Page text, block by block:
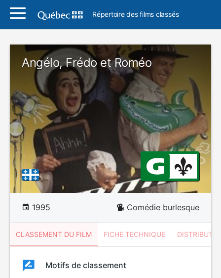
Répertoire des films classés
Angélo, Frédo et Roméo
1995 Comédie burlesque
CLASSEMENT DU FILM FICHE TECHNIQUE
ClassementClassement
Motifs de classement